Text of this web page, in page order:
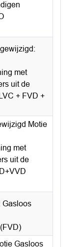
met
uit de
+ FVD +
Motie
met
uit de
Gasloos
Gasloos